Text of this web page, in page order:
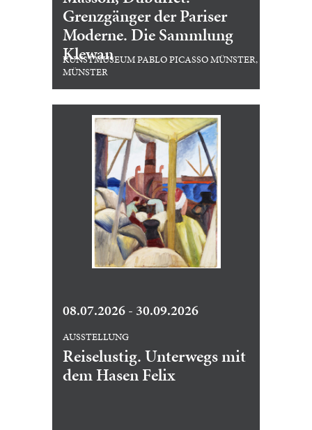
Grenzgänger der Pariser
Moderne. Die Sammlung
Klewan
KUNSTMUSEUM PABLO PICASSO MÜNSTER,
MÜNSTER
08.07.2026 - 30.09.2026
AUSSTELLUNG
Reiselustig. Unterwegs mit
dem Hasen Felix